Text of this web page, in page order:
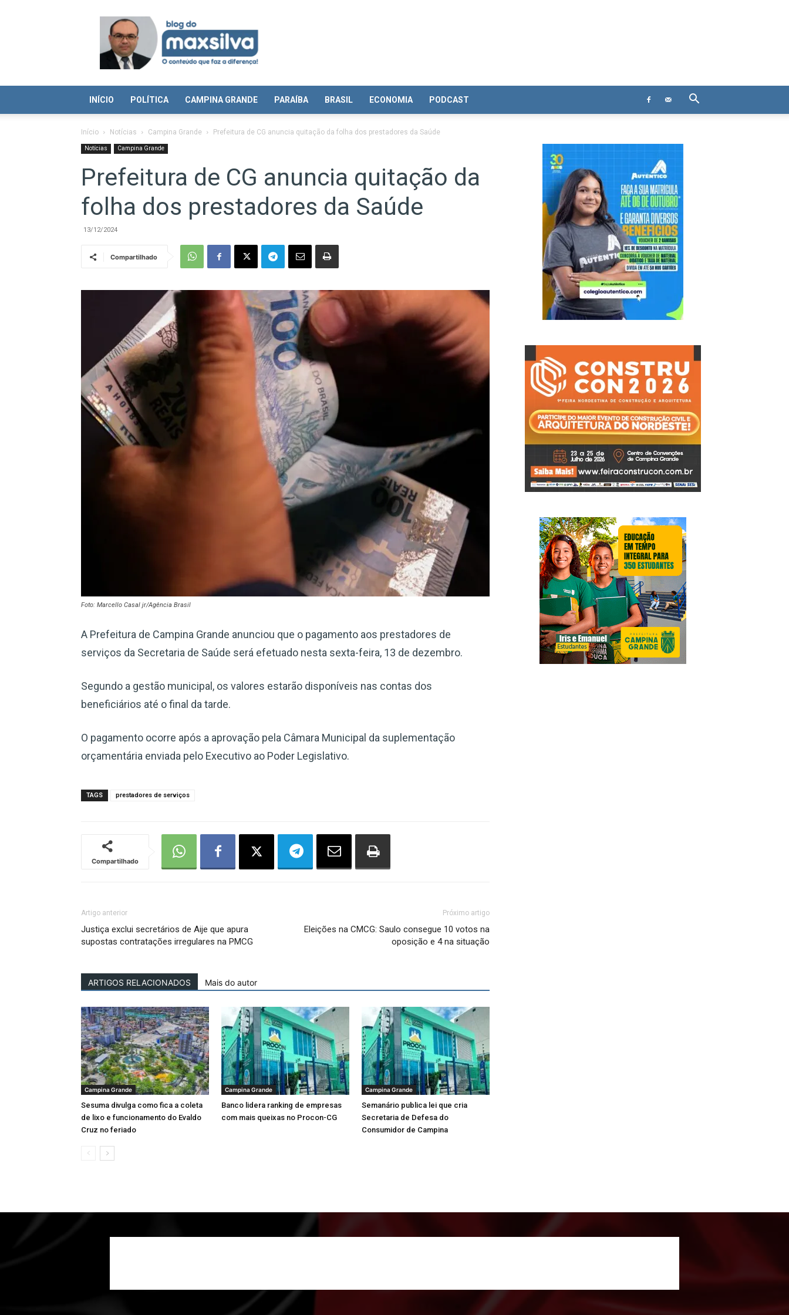
Blog
Max
Silva
INÍCIO POLÍTICA CAMPINA GRANDE PARAÍBA BRASIL ECONOMIA PODCAST
Início Notícias Campina Grande Prefeitura de CG anuncia quitação da folha dos prestadores da Saúde
Notícias Campina Grande
Prefeitura de CG anuncia quitação da
folha dos prestadores da Saúde
13/12/2024
Compartilhado
Foto: Marcello Casal jr/Agência Brasil
A Prefeitura de Campina Grande anunciou que o pagamento aos prestadores de
serviços da Secretaria de Saúde será efetuado nesta sexta-feira, 13 de dezembro.
Segundo a gestão municipal, os valores estarão disponíveis nas contas dos
beneficiários até o final da tarde.
O pagamento ocorre após a aprovação pela Câmara Municipal da suplementação
orçamentária enviada pelo Executivo ao Poder Legislativo.
TAGS prestadores de serviços
Compartilhado
Artigo anterior
Justiça exclui secretários de Aije que apura
supostas contratações irregulares na PMCG
Próximo artigo
Eleições na CMCG: Saulo consegue 10 votos na
oposição e 4 na situação
ARTIGOS RELACIONADOS Mais do autor
Campina Grande
Sesuma divulga como fica a coleta
de lixo e funcionamento do Evaldo
Cruz no feriado
Campina Grande
Banco lidera ranking de empresas
com mais queixas no Procon-CG
Campina Grande
Semanário publica lei que cria
Secretaria de Defesa do
Consumidor de Campina